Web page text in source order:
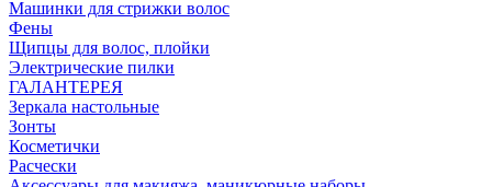
Машинки для стрижки волос
Фены
Щипцы для волос, плойки
Электрические пилки
ГАЛАНТЕРЕЯ
Зеркала настольные
Зонты
Косметички
Расчески